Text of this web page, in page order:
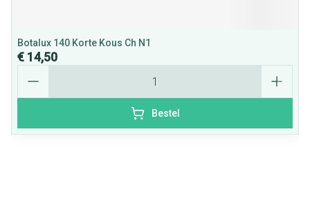
Botalux 140 Korte Kous Ch N1
€ 14,50
Bestel